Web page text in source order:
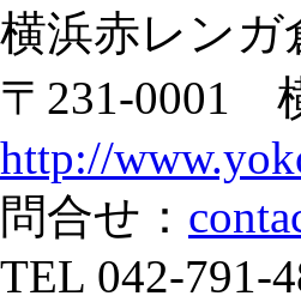
横浜赤レン
〒231-0001
http://
問合せ：
TEL 042-791-